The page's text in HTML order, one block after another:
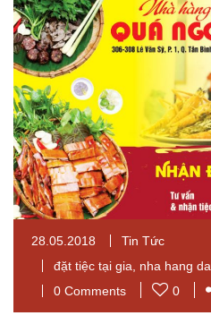
28.05.2018
Tin Tức
đặt tiệc tại gia
nha hang
0 Comments
0